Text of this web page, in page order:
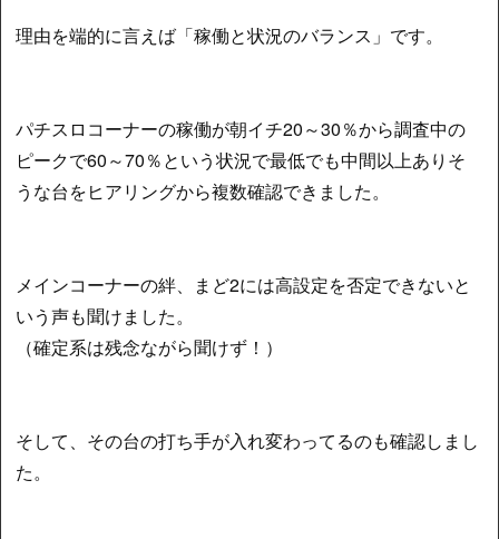
理由を端的に言えば「稼働と状況のバランス」です。
パチスロコーナーの稼働が朝イチ20～30％から調査中の
ピークで60～70％という状況で最低でも中間以上ありそ
うな台をヒアリングから複数確認できました。
メインコーナーの絆、まど2には高設定を否定できないと
いう声も聞けました。
（確定系は残念ながら聞けず！）
そして、その台の打ち手が入れ変わってるのも確認しまし
た。